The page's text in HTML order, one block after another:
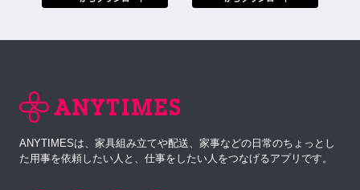
ANYTIMESは、家具組み立てや配送、家事などの日常のちょっとし
た用事を依頼したい人と、仕事をしたい人をつなげるアプリです。